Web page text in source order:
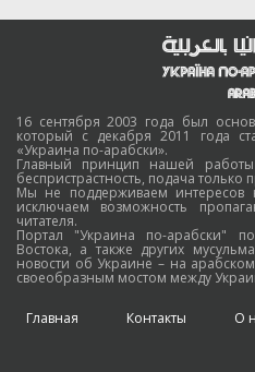
16 сентября 2003 года был
который с декабря 2011 года
«Украина по-арабски».
Главный принцип нашей работы
беспристрастность, подача
Мы не поддерживаем интересов
исключаем возможность
читателя.
Портал "Украина по-арабски"
Востока, а также других
новости об Украине – на
своеобразным мостом между
Главная Контакты О